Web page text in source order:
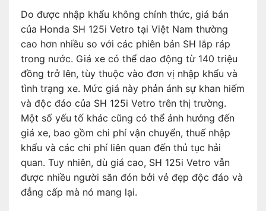
Do được nhập khẩu không chính thức, giá bán
của Honda SH 125i Vetro tại Việt Nam thường
cao hơn nhiều so với các phiên bản SH lắp ráp
trong nước. Giá xe có thể dao động từ 140 triệu
đồng trở lên, tùy thuộc vào đơn vị nhập khẩu và
tình trạng xe. Mức giá này phản ánh sự khan hiếm
và độc đáo của SH 125i Vetro trên thị trường.
Một số yếu tố khác cũng có thể ảnh hưởng đến
giá xe, bao gồm chi phí vận chuyển, thuế nhập
khẩu và các chi phí liên quan đến thủ tục hải
quan. Tuy nhiên, dù giá cao, SH 125i Vetro vẫn
được nhiều người săn đón bởi vẻ đẹp độc đáo và
đẳng cấp mà nó mang lại.